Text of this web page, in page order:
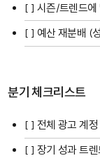
[ ] 시즌/트렌드에
[ ] 예산 재분배 (
분기 체크리스트
[ ] 전체 광고 계정
[ ] 장기 성과 트